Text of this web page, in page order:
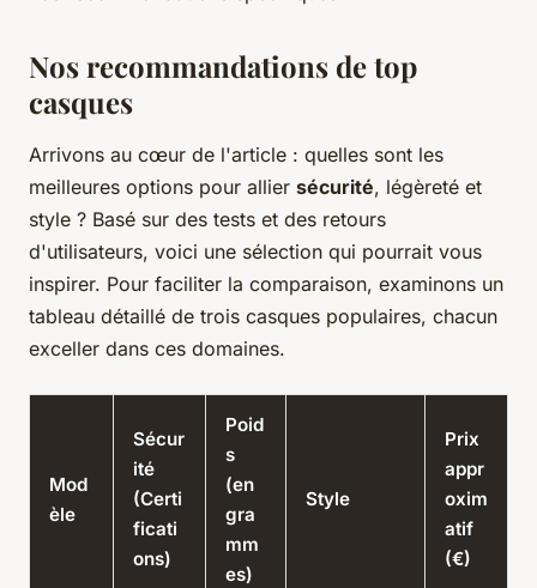
Nos recommandations de top
casques
Arrivons au cœur de l'article : quelles sont les
meilleures options pour allier sécurité, légèreté et
style ? Basé sur des tests et des retours
d'utilisateurs, voici une sélection qui pourrait vous
inspirer. Pour faciliter la comparaison, examinons un
tableau détaillé de trois casques populaires, chacun
exceller dans ces domaines.
Mod
èle
Sécur
ité
(Certi
ficati
ons)
Poid
s
(en
gra
mm
es)
Style
Prix
appr
oxim
atif
(€)